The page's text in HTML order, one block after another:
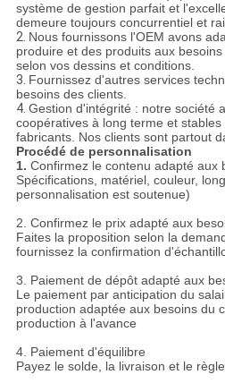
système de gestion parfait et
demeure toujours concurrentiel et
2. Nous fournissons l'OEM avons
produire et des produits aux
selon vos dessins et conditions.
3. Fournissez d'autres services
besoins des clients.
4. Gestion d'intégrité : notre société
coopératives à long terme et
fabricants. Nos clients sont partout
Procédé de personnalisation
1. Confirmez le contenu adapté aux
Spécifications, matériel, couleur,
personnalisation est soutenue)
2. Confirmez le prix adapté aux
Faites la proposition selon la
fournissez la confirmation
3. Paiement de dépôt adapté aux
Le paiement par anticipation du
production adaptée aux besoins du
production à l'avance
4. Paiement d'équilibre
Payez le solde, la livraison et le